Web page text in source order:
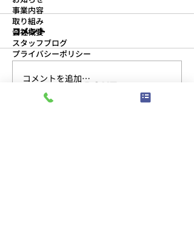
より良い物流センターを
目指して、2S活動に取り
コメント
コメントを追加…
事業内容
取り組み
会社概要
スタッフブログ
プライバシーポリシー
ABOUT